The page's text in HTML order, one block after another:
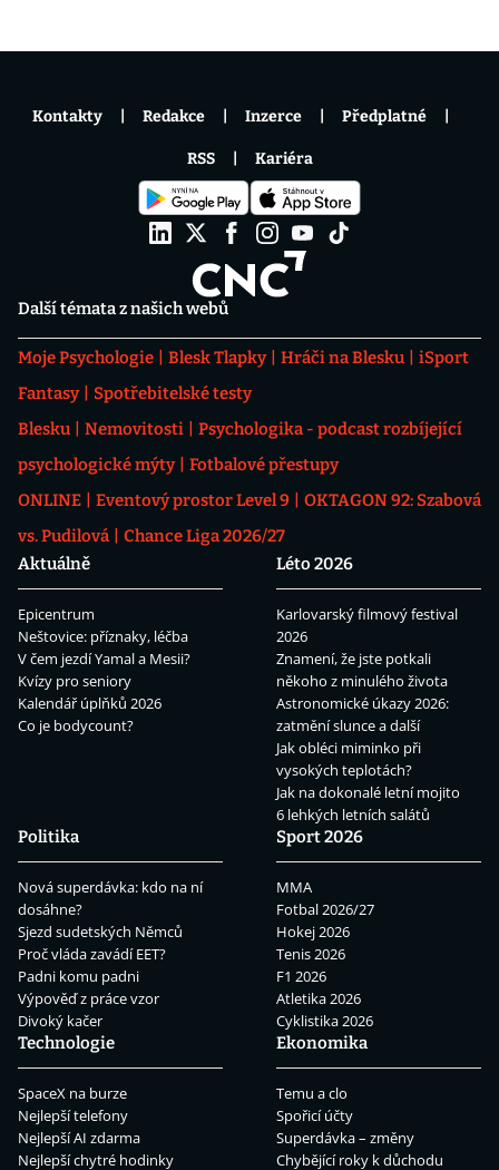
Další témata z našich webů
Moje Psychologie Blesk Tlapky Hráči na Blesku
iSport
Fantasy
Spotřebitelské testy
Blesku
Nemovitosti
Psychologika - podcast rozbíjející
psychologické mýty
Fotbalové přestupy
ONLINE
Eventový prostor Level 9
OKTAGON 92: Szabová
vs. Pudilová
Chance Liga 2026/27
Aktuálně
Epicentrum
Neštovice: příznaky, léčba
V čem jezdí Yamal a Mesii?
Kvízy pro seniory
Kalendář úplňků 2026
Co je bodycount?
Léto 2026
Karlovarský filmový festival
2026
Znamení, že jste potkali
někoho z minulého života
Astronomické úkazy 2026:
zatmění slunce a další
Jak obléci miminko při
vysokých teplotách?
Jak na dokonalé letní mojito
6 lehkých letních salátů
Politika
Nová superdávka: kdo na ní
dosáhne?
Sjezd sudetských Němců
Proč vláda zavádí EET?
Padni komu padni
Výpověď z práce vzor
Divoký kačer
Sport 2026
MMA
Fotbal 2026/27
Hokej 2026
Tenis 2026
F1 2026
Atletika 2026
Cyklistika 2026
Technologie
SpaceX na burze
Nejlepší telefony
Nejlepší AI zdarma
Nejlepší chytré hodinky
Ekonomika
Temu a clo
Spořicí účty
Superdávka – změny
Chybějící roky k důchodu
Kontakty Redakce Inzerce Předplatné
RSS Kariéra